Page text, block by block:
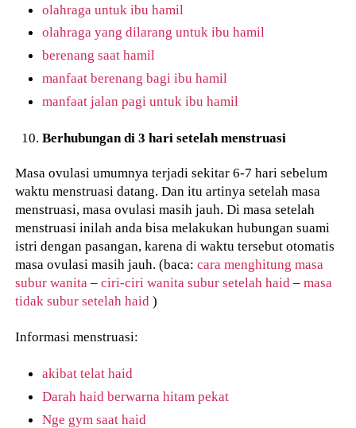
olahraga untuk ibu hamil
olahraga yang dilarang untuk ibu hamil
berenang saat hamil
manfaat berenang bagi ibu hamil
manfaat jalan pagi untuk ibu hamil
Berhubungan di 3 hari setelah menstruasi
Masa ovulasi umumnya terjadi sekitar 6-7 hari sebelum
waktu menstruasi datang. Dan itu artinya setelah masa
menstruasi, masa ovulasi masih jauh. Di masa setelah
menstruasi inilah anda bisa melakukan hubungan suami
istri dengan pasangan, karena di waktu tersebut otomatis
masa ovulasi masih jauh. (baca:cara menghitung masa
subur wanita –ciri-ciri wanita subur setelah haid –masa
tidak subur setelah haid )
Informasi menstruasi:
akibat telat haid
Darah haid berwarna hitam pekat
Nge gym saat haid